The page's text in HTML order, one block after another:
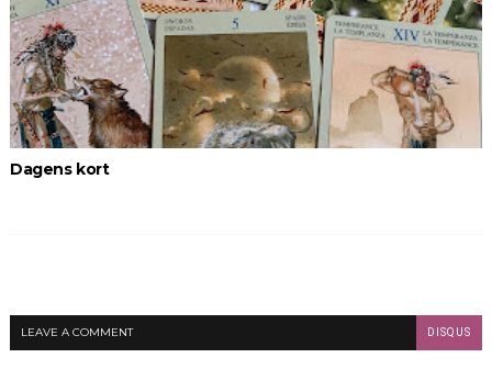
Dagens kort
LEAVE A COMMENT DISQUS